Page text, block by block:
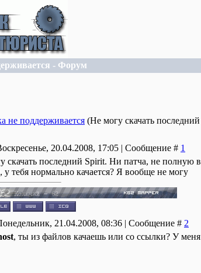
- Форум
не поддерживается (Не могу скачать
20.04.2008, 17:05 | Сообщение # 1
скачать последний Spirit. Ни патча, не полную
у тебя нормально качается? Я вообще не могу
21.04.2008, 08:36 | Сообщение # 2
, ты из файлов качаешь или со ссылки? У